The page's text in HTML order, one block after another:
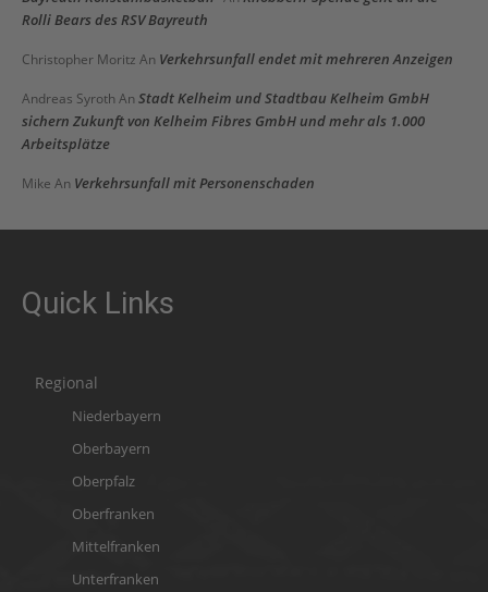
Rolli Bears des RSV Bayreuth
Christopher Moritz An Verkehrsunfall endet mit mehreren Anzeigen
Andreas Syroth An Stadt Kelheim und Stadtbau Kelheim GmbH
sichern Zukunft von Kelheim Fibres GmbH und mehr als 1.000
Arbeitsplätze
Mike An Verkehrsunfall mit Personenschaden
Quick Links
Regional
Niederbayern
Oberbayern
Oberpfalz
Oberfranken
Mittelfranken
Unterfranken